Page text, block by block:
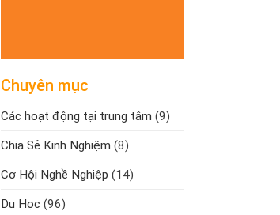
Chuyên mục
Các hoạt động tại trung tâm (9)
Chia Sẻ Kinh Nghiệm (8)
Cơ Hội Nghề Nghiệp (14)
Du Học (96)